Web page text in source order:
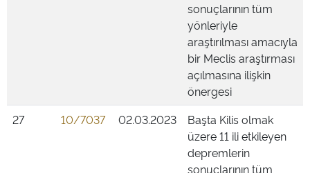
sonuçlarının tüm
yönleriyle
araştırılması amacıyla
bir Meclis araştırması
açılmasına ilişkin
önergesi
27
10/7037 02.03.2023
Başta Kilis olmak
üzere 11 ili etkileyen
depremlerin
sonuçlarının tüm